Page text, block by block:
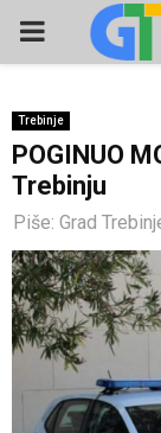
PRIMARY
Trebinje
POGINUO
Trebinju
Piše: Grad